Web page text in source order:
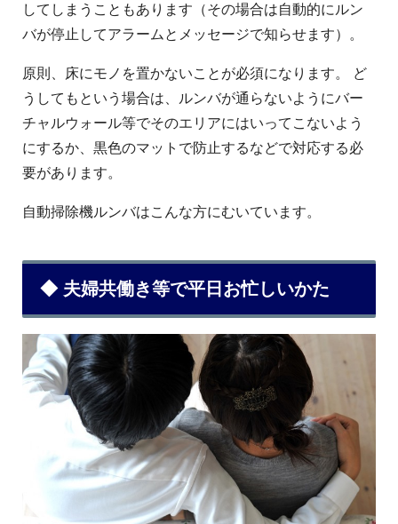
してしまうこともあります（その場合は自動的にルン
バが停止してアラームとメッセージで知らせます）。
原則、床にモノを置かないことが必須になります。 ど
うしてもという場合は、ルンバが通らないようにバー
チャルウォール等でそのエリアにはいってこないよう
にするか、黒色のマットで防止するなどで対応する必
要があります。
自動掃除機ルンバはこんな方にむいています。
◆ 夫婦共働き等で平日お忙しいかた